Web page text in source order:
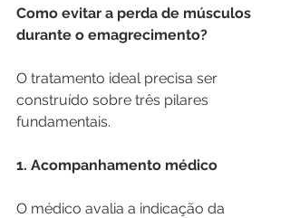
Como evitar a perda de músculos
durante o emagrecimento?
O tratamento ideal precisa ser
construído sobre três pilares
fundamentais.
1. Acompanhamento médico
O médico avalia a indicação da